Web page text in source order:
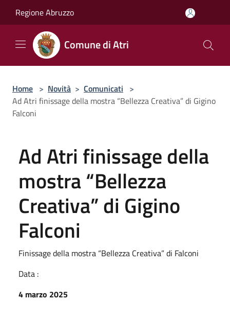
Regione Abruzzo
Comune di Atri
Home > Novità > Comunicati >
Ad Atri finissage della mostra “Bellezza Creativa” di Gigino
Falconi
Ad Atri finissage della
mostra “Bellezza
Creativa” di Gigino
Falconi
Finissage della mostra “Bellezza Creativa” di Falconi
Data :
4 marzo 2025